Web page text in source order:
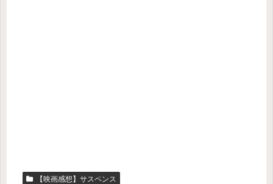
【映画感想】サスペンス